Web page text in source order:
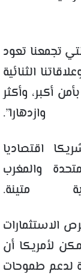
تجمعنا تعود
240 عاما، وعلاقاتنا الثنائية
أكبر، وأكثر
اقتصاديا
والمغرب
متينة.
الاستثمارات
لأمريكا أن
لدعم طموحات